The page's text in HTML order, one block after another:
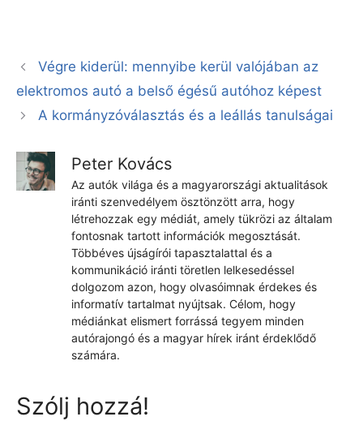
Végre kiderül: mennyibe kerül valójában az
elektromos autó a belső égésű autóhoz képest
A kormányzóválasztás és a leállás tanulságai
Peter Kovács
Az autók világa és a magyarországi aktualitások
iránti szenvedélyem ösztönzött arra, hogy
létrehozzak egy médiát, amely tükrözi az általam
fontosnak tartott információk megosztását.
Többéves újságírói tapasztalattal és a
kommunikáció iránti töretlen lelkesedéssel
dolgozom azon, hogy olvasóimnak érdekes és
informatív tartalmat nyújtsak. Célom, hogy
médiánkat elismert forrássá tegyem minden
autórajongó és a magyar hírek iránt érdeklődő
számára.
Szólj hozzá!